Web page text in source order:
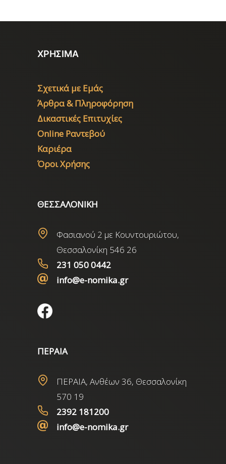
ΧΡΗΣΙΜΑ
Σχετικά με Εμάς
Άρθρα & Πληροφόρηση
Δικαστικές Επιτυχίες
Online Ραντεβού
Καριέρα
Όροι Χρήσης
ΘΕΣΣΑΛΟΝΙΚΗ
Φασιανού 2 με Κουντουριώτου,
Θεσσαλονίκη 546 26
231 050 0442
info@e-nomika.gr
ΠΕΡΑΙΑ
ΠΕΡΑΙΑ, Ανθέων 36, Θεσσαλονίκη
570 19
2392 181200
info@e-nomika.gr